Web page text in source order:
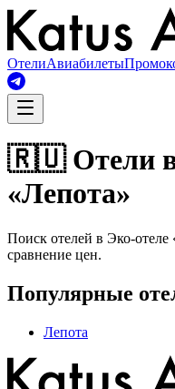
ОтелиАвиабилеты
🇷🇺 Отели в
«Лепота»
Поиск отелей в Эко-
сравнение цен.
Популярные
Лепота